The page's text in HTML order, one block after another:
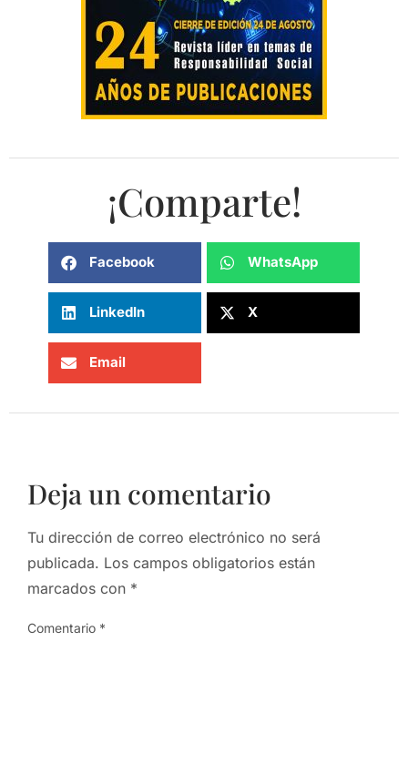
¡Comparte!
Facebook WhatsApp
LinkedIn X
Email
Deja un comentario
Tu dirección de correo electrónico no será
publicada. Los campos obligatorios están
marcados con *
Comentario *